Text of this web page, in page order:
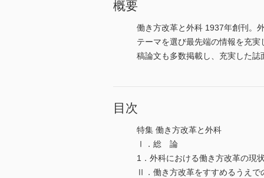
概要
働き方改革と外科 1937年創刊。
テーマを選び最先端の情報を充
稿論文も多数掲載し、充実した誌
目次
特集 働き方改革と外科
Ⅰ．総 論
1．外科における働き方改革の現
Ⅱ．働き方改革をすすめるうえで